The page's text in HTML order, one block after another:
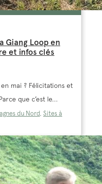
Giang Loop en
et infos clés
mai ? Félicitations et
que c’est le...
du Nord Sites à